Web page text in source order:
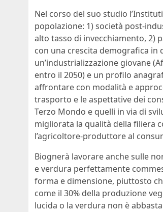
Nel corso del suo studio
popolazione: 1) società post-
alto tasso di invecchiamento, 2)
con una crescita demografica in
un’industrializzazione giovane
entro il 2050) e un profilo
affrontare con modalità e
trasporto e le aspettative dei
Terzo Mondo e quelli in via di
migliorata la qualità della filiera
l’agricoltore-produttore al
Biognerà lavorare anche sulle
e verdura perfettamente
forma e dimensione, piuttosto
come il 30% della produzione
lucida o la verdura non è